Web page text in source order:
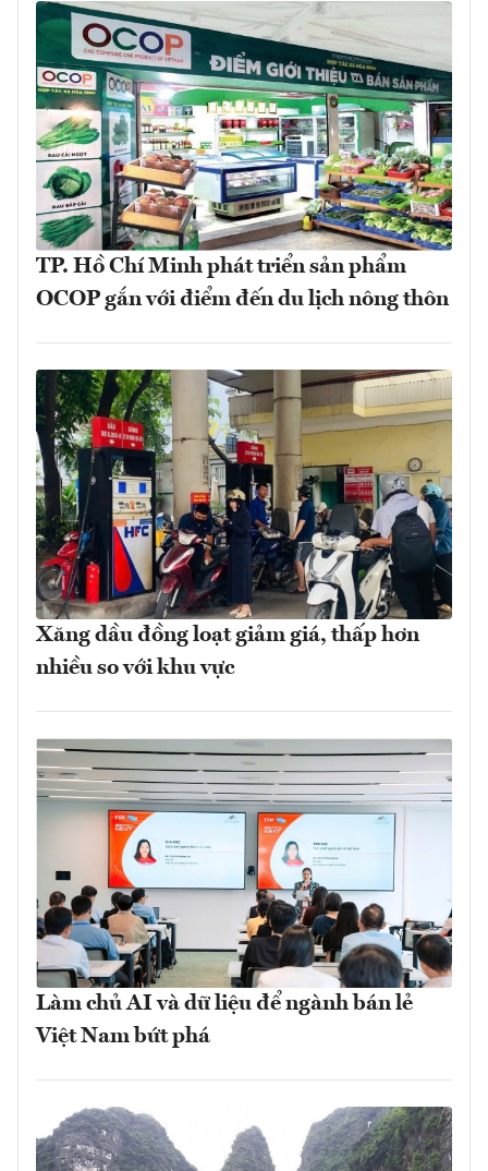
TP. Hồ Chí Minh phát triển sản phẩm
OCOP gắn với điểm đến du lịch nông thôn
Xăng dầu đồng loạt giảm giá, thấp hơn
nhiều so với khu vực
Làm chủ AI và dữ liệu để ngành bán lẻ
Việt Nam bứt phá